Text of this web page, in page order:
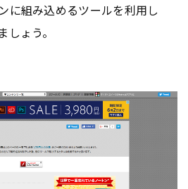
に組み込めるツールを利用し
ょう。